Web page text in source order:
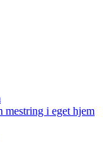
i eget hjem